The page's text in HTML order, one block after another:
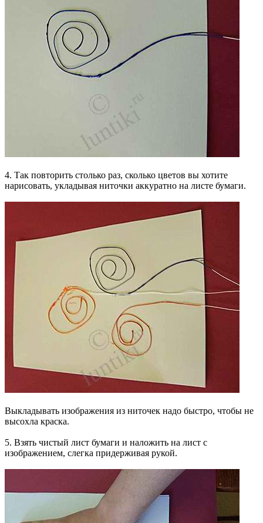
4. Так повторить столько раз, сколько цветов вы хотите
нарисовать, укладывая ниточки аккуратно на листе бумаги.
Выкладывать изображения из ниточек надо быстро, чтобы не
высохла краска.
5. Взять чистый лист бумаги и наложить на лист с
изображением, слегка придерживая рукой.